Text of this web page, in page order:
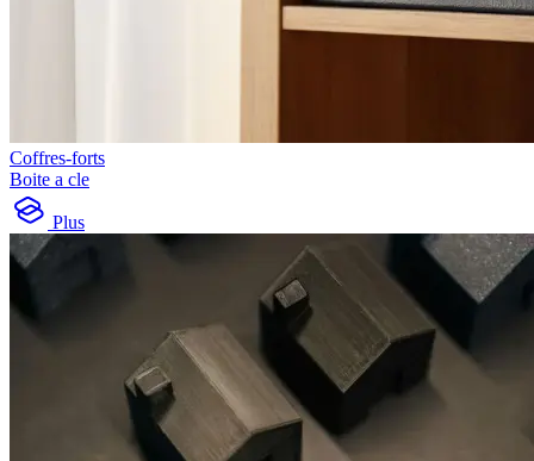
Coffres-forts
Boite a cle
Plus